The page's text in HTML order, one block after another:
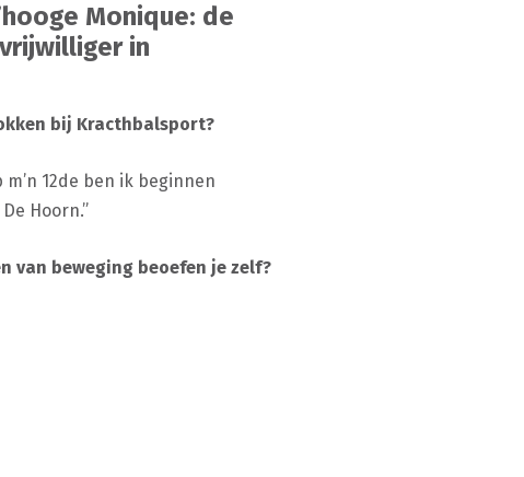
Monique: de
in
bij Kracthbalsport?
m’n 12de ben ik beginnen
Hoorn.”
van beweging beoefen je zelf?